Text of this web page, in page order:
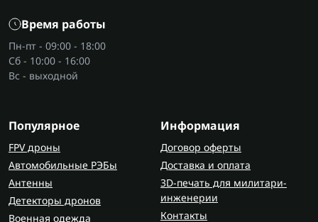
Время работы
Пн-пт - 09:00 - 18:00
Сб - 10:00 - 16:00
Вс - выходной
Популярное
FPV дроны
Автомобильные РЭБы
Антенны
Детекторы дронов
Военная одежда
Информация
Договор оферты
Доставка и оплата
3D-печать для милитари-
инженерии
Контакты